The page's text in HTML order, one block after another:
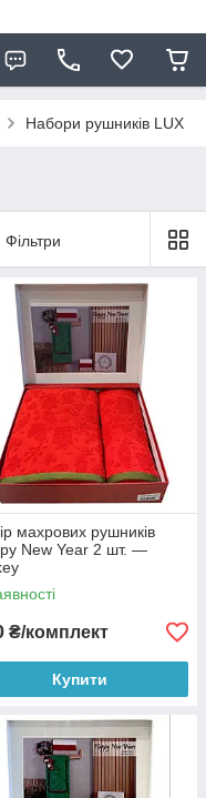
Набори рушників LUX
Фільтри
махрових рушників
New Year 2 шт. —
₴/комплект
Купити